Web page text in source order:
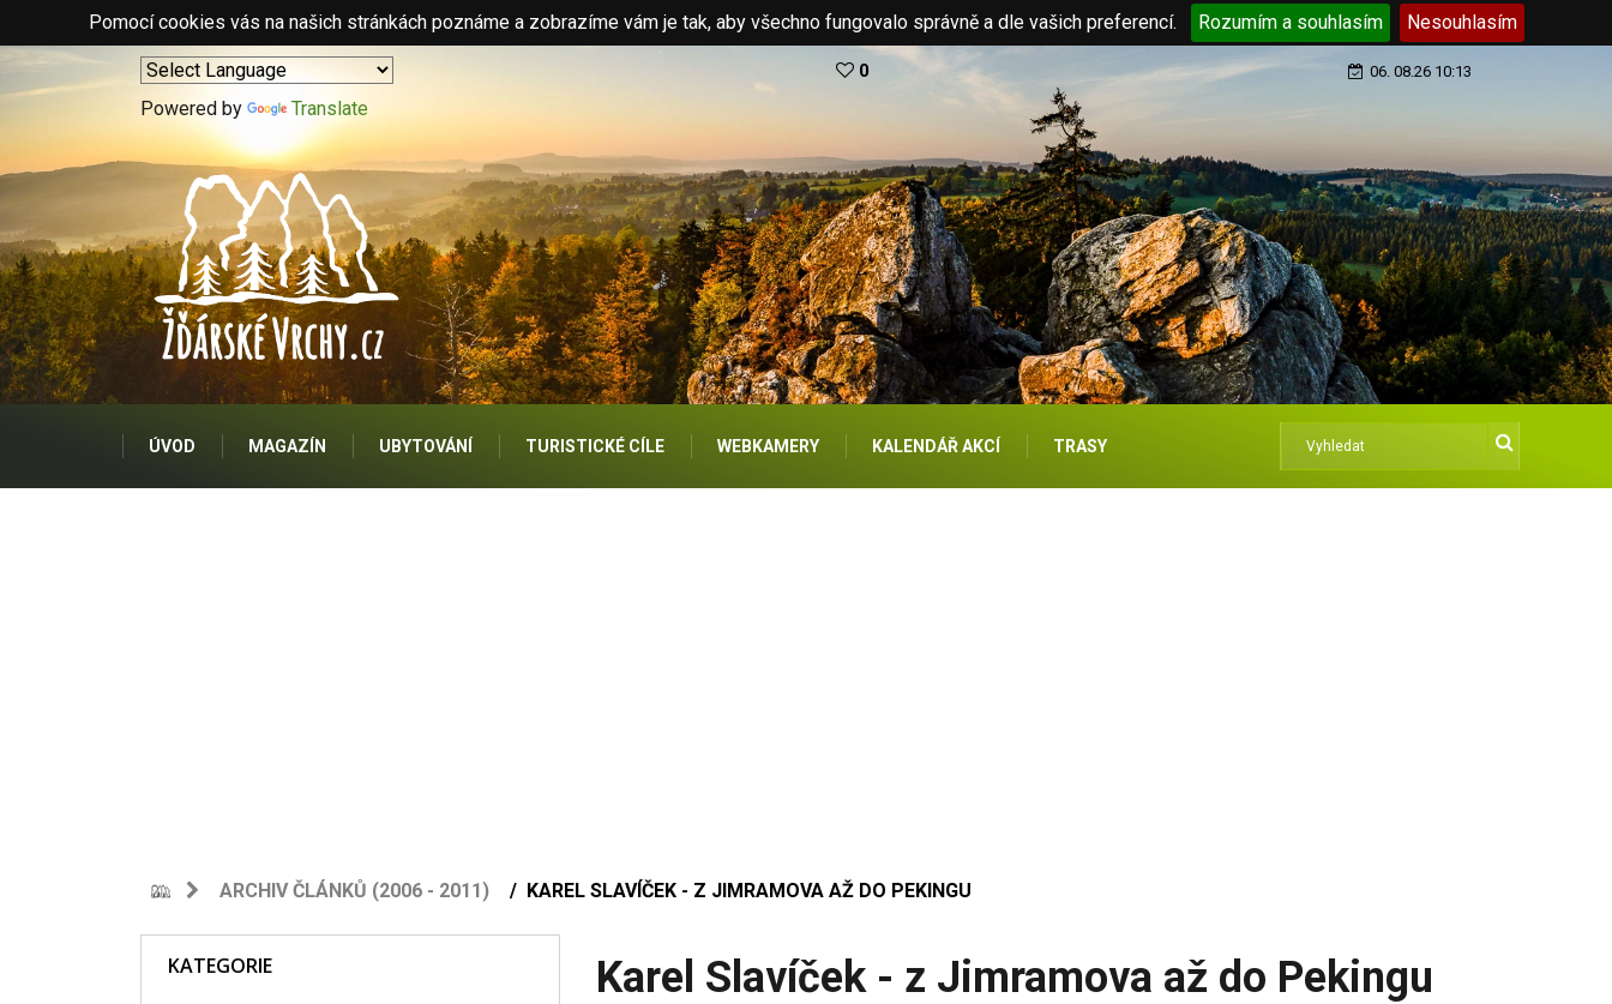
Pomocí cookies vás na našich stránkách poznáme a zobrazíme vám je tak, aby všechno fungovalo správně a dle vašich preferencí. Rozumím a souhlasím Nesouhlasím
Powered by Translate
0 06. 08.26 10:13
ÚVOD MAGAZÍN UBYTOVÁNÍ TURISTICKÉ CÍLE WEBKAMERY KALENDÁŘ AKCÍ TRASY
ARCHIV ČLÁNKŮ (2006 - 2011) KAREL SLAVÍČEK - Z JIMRAMOVA AŽ DO PEKINGU
KATEGORIE Karel Slavíček - z Jimramova až do Pekingu